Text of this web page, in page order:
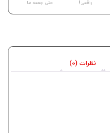
واقعی! حتی جمعه ها
نظرات (0)